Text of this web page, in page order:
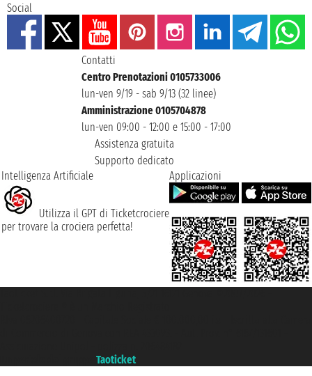
Social
Contatti
Centro Prenotazioni 0105733006
lun-ven 9/19 - sab 9/13 (32 linee)
Amministrazione 0105704878
lun-ven 09:00 - 12:00 e 15:00 - 17:00
Assistenza gratuita
Supporto dedicato
Intelligenza Artificiale
Utilizza il GPT di Ticketcrociere
per trovare la crociera perfetta!
Applicazioni
Taoticket